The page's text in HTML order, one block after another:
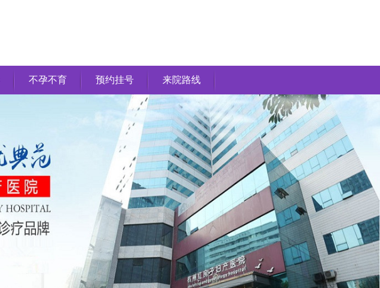
不孕不育 预约挂号 来院路线